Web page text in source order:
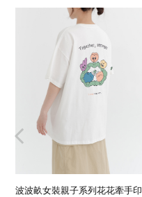
波波畝女裝親子系列花花牽手印